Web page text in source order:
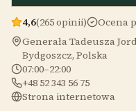
4,6(265 opinii) Ocena
Generała Tadeusza
Bydgoszcz, Polska
07:00–22:00
+48 52 343 56 75
Strona internetowa